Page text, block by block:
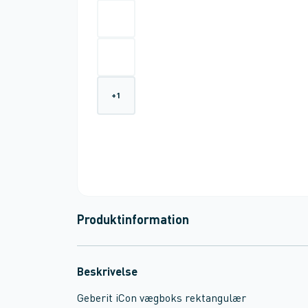
+1
Produktinformation
Beskrivelse
Geberit iCon vægboks rektangulær